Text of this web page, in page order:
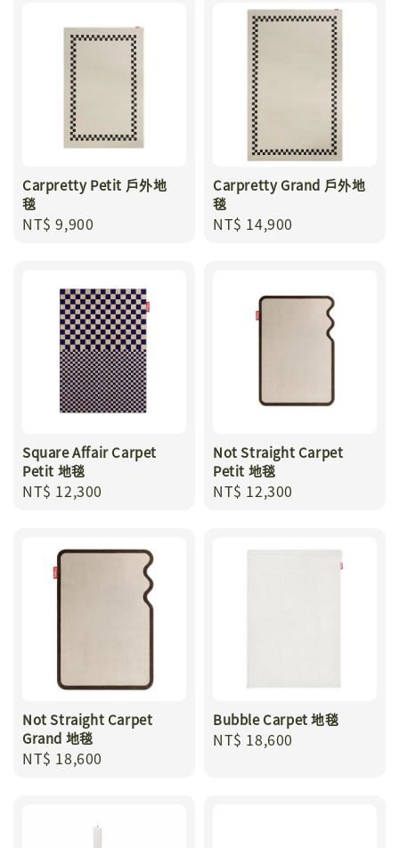
Carpretty Petit 戶外地
毯
Regular
NT$ 9,900
Carpretty Grand 戶外地
毯
Regular
NT$ 14,900
Square Affair Carpet
Petit 地毯
Regular
NT$ 12,300
Not Straight Carpet
Petit 地毯
Regular
NT$ 12,300
Not Straight Carpet
Grand 地毯
Regular
NT$ 18,600
Bubble Carpet 地毯
Regular
NT$ 18,600